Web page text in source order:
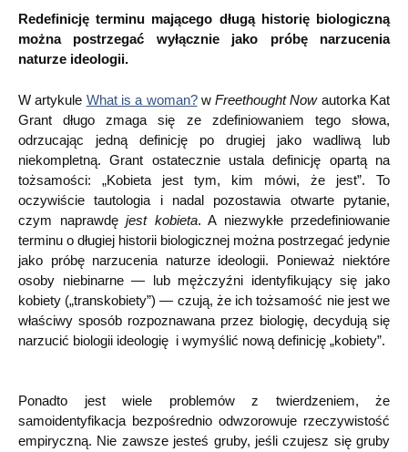
Redefinicję terminu mającego długą historię biologiczną
można postrzegać wyłącznie jako próbę narzucenia
naturze ideologii.
W artykule What is a woman?wFreethought Now autorka Kat
Grant długo zmaga się ze zdefiniowaniem tego słowa,
odrzucając jedną definicję po drugiej jako wadliwą lub
niekompletną. Grant ostatecznie ustala definicję opartą na
tożsamości: „Kobieta jest tym, kim mówi, że jest”. To
oczywiście tautologia i nadal pozostawia otwarte pytanie,
czym naprawdę jest kobieta. A niezwykłe przedefiniowanie
terminu o długiej historii biologicznej można postrzegać jedynie
jako próbę narzucenia naturze ideologii. Ponieważ niektóre
osoby niebinarne — lub mężczyźni identyfikujący się jako
kobiety („transkobiety”) — czują, że ich tożsamość nie jest we
właściwy sposób rozpoznawana przez biologię, decydują się
narzucić biologii ideologię i wymyślić nową definicję „kobiety”.
Ponadto jest wiele problemów z twierdzeniem, że
samoidentyfikacja bezpośrednio odwzorowuje rzeczywistość
empiryczną. Nie zawsze jesteś gruby, jeśli czujesz się gruby